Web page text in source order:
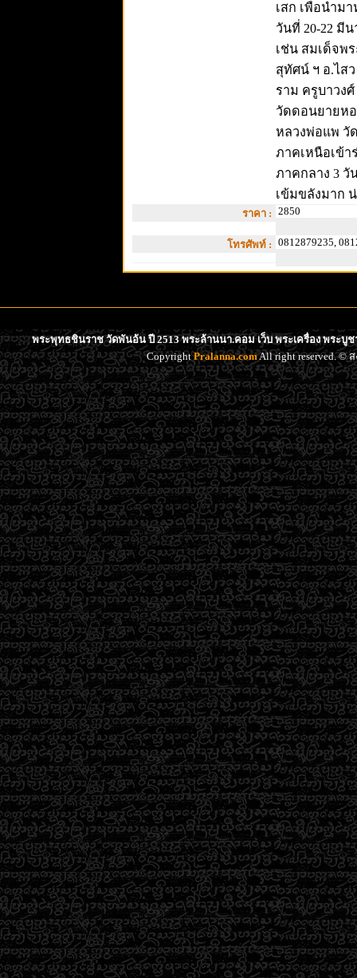
เสก เพื่อนำม
วันที่ 20-22 มี
เช่น สมเด็จพ
สุทัศน์ ฯ อ.ไส
ราม ครูบาวง
วัดดอนยายห
หลวงพ่อแพ วั
ภาคเหนือเข้า
ภาคกลาง 3
เข้มขลังมาก
ราคา : 2850
โทรศัพท์ : 0812879235,
พระพุทธชินราช วัดพันอ้น ปี 2513 พระล้านนา.คอม เว็บ พระเครื่อง พระบู
CopyrightPralanna.comAll right reserved. ©